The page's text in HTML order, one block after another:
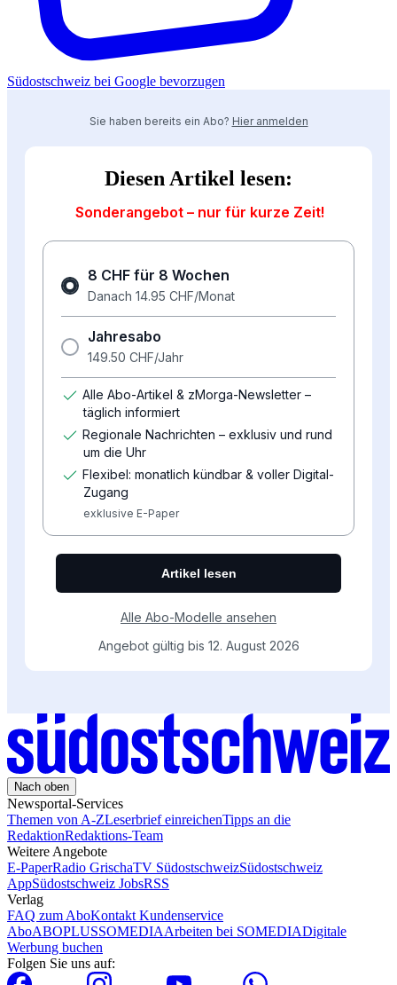
Südostschweiz bei Google bevorzugen
Nach oben
Newsportal-Services
Themen von A-ZLeserbrief einreichenTipps an die
RedaktionRedaktions-Team
Weitere Angebote
E-PaperRadio GrischaTV SüdostschweizSüdostschweiz
AppSüdostschweiz JobsRSS
Verlag
FAQ zum AboKontakt Kundenservice
AboABOPLUSSOMEDIAArbeiten bei SOMEDIADigitale
Werbung buchen
Folgen Sie uns auf: